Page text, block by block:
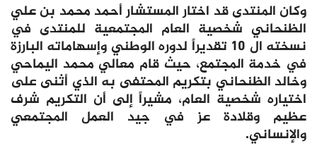
وكان المنتدى قد اختار المستشار أحمد محمد بن علي
الظنحاني شخصية العام المجتمعية للمنتدى في
نسخته ال 10 تقديراً لدوره الوطني وإسهاماته البارزة
في خدمة المجتمع، حيث قام معالي محمد اليماحي
وخالد الظنحاني بتكريم المحتفى به الذي أثنى على
اختياره شخصية العام، مشيراً إلى أن التكريم شرف
عظيم وقلادة عز في جيد العمل المجتمعي
والإنساني.